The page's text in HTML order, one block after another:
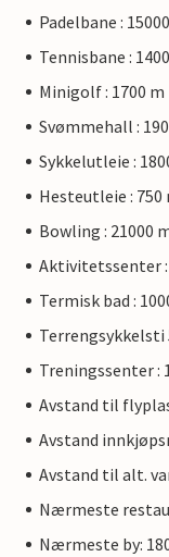
Padelbane : 15000
Tennisbane :
Minigolf : 1700 m
Svømmehall :
Sykkelutleie :
Hesteutleie : 750
Bowling : 21000
Aktivitetssenter :
Termisk bad :
Terrengsykkelsti
Treningssenter :
Avstand til
Avstand
Avstand til alt.
Nærmeste
Nærmeste by: